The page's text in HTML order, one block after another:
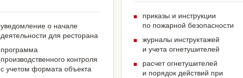
уведомление о начале
деятельности для ресторана
программа
производственного контроля
с учетом формата объекта
приказы и инструкции
по пожарной безопасности
журналы инструктажей
и учета огнетушителей
расчет огнетушителей
и порядок действий при